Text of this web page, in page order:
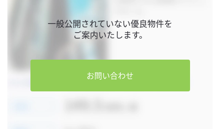
一般公開されていない優良物件を
ご案内いたします。
お問い合わせ